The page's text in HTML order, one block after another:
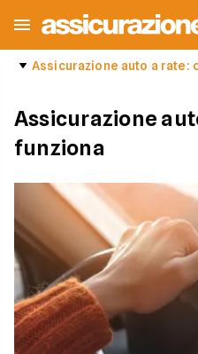
Assicurazione auto a rate:
Assicurazione
funziona